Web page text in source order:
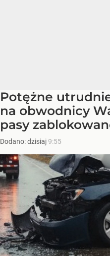
Potężne
na obwodnicy
pasy
Dodano:dzisiaj9:55